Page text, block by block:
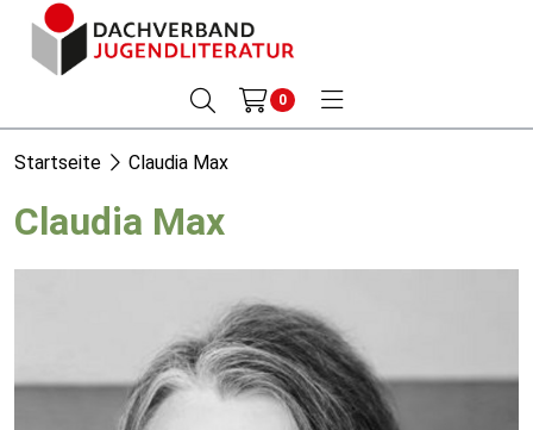
0
Startseite Claudia Max
Claudia Max